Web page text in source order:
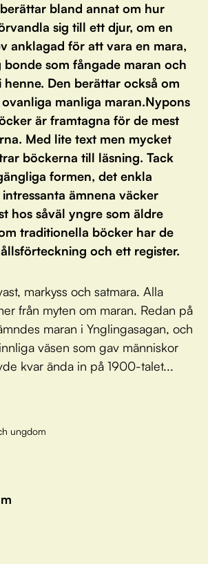
bland annat om hur
sig till ett djur, om en
anklagad för att vara en mara,
som fångade maran och
Den berättar också om
manliga maran.Nypons
är framtagna för de mest
Med lite text men mycket
böckerna till läsning. Tack
formen, det enkla
ämnena väcker
hos såväl yngre som äldre
traditionella böcker har de
och ett register.
markyss och satmara. Alla
från myten om maran. Redan på
maran i Ynglingasagan, och
väsen som gav människor
kvar ända in på 1900-talet...
ungdom